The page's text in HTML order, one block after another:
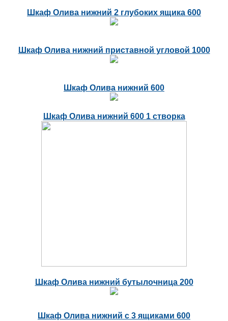
Шкаф Олива нижний 2 глубоких ящика 600
Шкаф Олива нижний приставной угловой 1000
Шкаф Олива нижний 600
Шкаф Олива нижний 600 1 створка
Шкаф Олива нижний бутылочница 200
Шкаф Олива нижний с 3 ящиками 600